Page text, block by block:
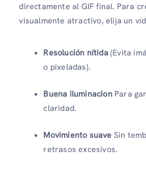
directamente al GIF final. Para
visualmente atractivo, elija un
Resolución nítida(Evita
o pixeladas).
Buena iluminacionPara
claridad.
Movimiento suave Sin
retrasos excesivos.